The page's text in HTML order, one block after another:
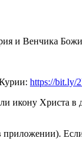
и Венчика
https://bit.ly/
икону Христа